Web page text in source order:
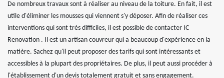
De nombreux travaux sont à réaliser au niveau de la toiture. En fait, il est
utile d'éliminer les mousses qui viennent s'y déposer. Afin de réaliser ces
interventions qui sont très difficiles, il est possible de contacter IC
Renovation . Il est un artisan couvreur qui a beaucoup d'expérience en la
matière. Sachez qu'il peut proposer des tarifs qui sont intéressants et
accessibles à la plupart des propriétaires. De plus, il peut aussi procéder à
l'établissement d'un devis totalement gratuit et sans engagement.